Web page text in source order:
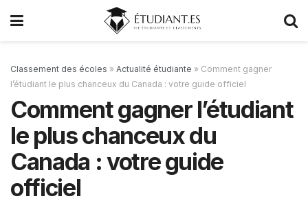
Classement des écoles » Actualité étudiante » Comment gagner
l’étudiant le plus chanceux du Canada : votre guide officiel
Comment gagner l’étudiant
le plus chanceux du
Canada : votre guide
officiel